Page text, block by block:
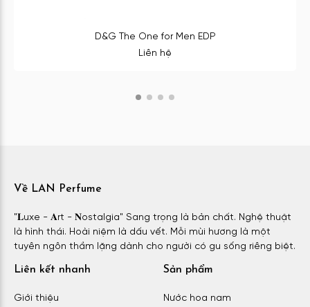
D&G The One for Men EDP
Liên hệ
Về LAN Perfume
"𝐋uxe - 𝐀rt - 𝐍ostalgia" Sang trọng là bản chất. Nghệ thuật
là hình thái. Hoài niệm là dấu vết. Mỗi mùi hương là một
tuyên ngôn thầm lặng dành cho người có gu sống riêng biệt.
Liên kết nhanh
Giới thiệu
Sản phẩm
Nước hoa nam